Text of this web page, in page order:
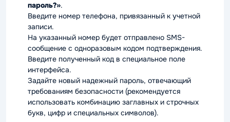
пароль?».
Введите номер телефона, привязанный к учетной
записи.
На указанный номер будет отправлено SMS-
сообщение с одноразовым кодом подтверждения.
Введите полученный код в специальное поле
интерфейса.
Задайте новый надежный пароль, отвечающий
требованиям безопасности (рекомендуется
использовать комбинацию заглавных и строчных
букв, цифр и специальных символов).